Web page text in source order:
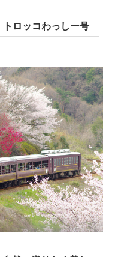
ロッコわっしー号